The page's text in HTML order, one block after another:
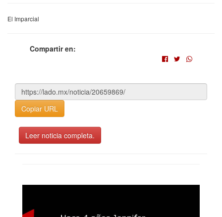
El Imparcial
Compartir en:
Copiar URL
Leer noticia completa.